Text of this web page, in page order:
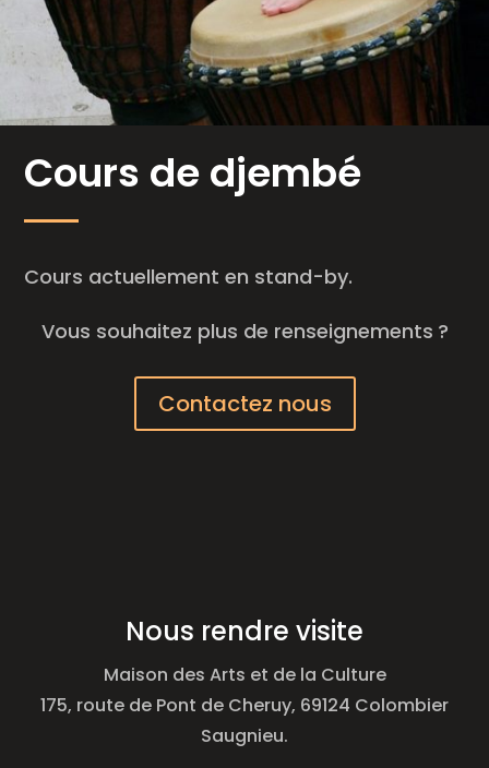
Cours de djembé
Cours actuellement en stand-by.
Vous souhaitez plus de renseignements ?
Contactez nous
Nous rendre visite
Maison des Arts et de la Culture
175, route de Pont de Cheruy, 69124 Colombier
Saugnieu.